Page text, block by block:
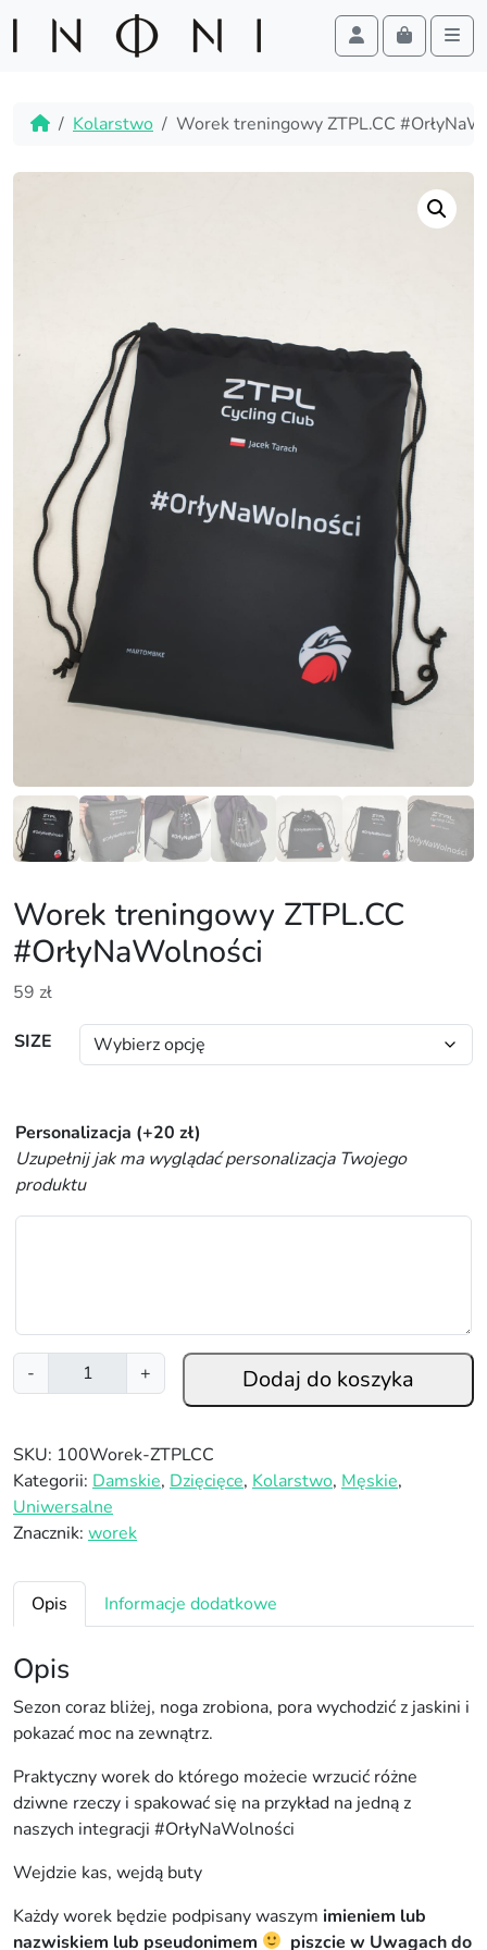
Account
Cart
HomeKolarstwo Worek treningowy ZTPL.CC
Worek treningowy ZTPL.CC
#OrłyNaWolności
59 zł
SIZE
Personalizacja (+20 zł)
Uzupełnij jak ma wyglądać personalizacja Twojego
produktu
-
l
ś
ć
W
o
t
e
n
i
g
o
w
y
T
P
+ Dodaj do koszyka
SKU: 100Worek-ZTPLCC
Kategorii: Damskie, Dzięcięce, Kolarstwo, Męskie,
Uniwersalne
Znacznik: worek
Opis Informacje dodatkowe
Opis
Sezon coraz bliżej, noga zrobiona, pora wychodzić z jaskini i
pokazać moc na zewnątrz.
Praktyczny worek do którego możecie wrzucić różne
dziwne rzeczy i spakować się na przykład na jedną z
naszych integracji #OrłyNaWolności
Wejdzie kas, wejdą buty
Każdy worek będzie podpisany waszym imieniem lub
nazwiskiem lub pseudonimem
piszcie w Uwagach do